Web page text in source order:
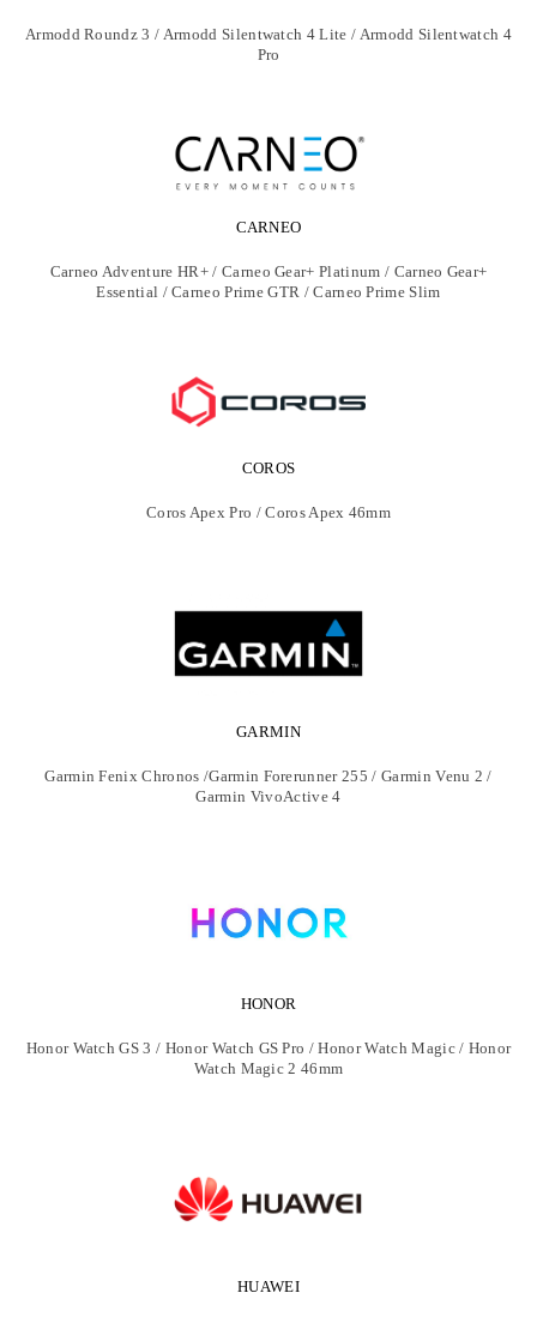
Armodd Roundz 3 / Armodd Silentwatch 4 Lite / Armodd Silentwatch 4
Pro
CARNEO
Carneo Adventure HR+ / Carneo Gear+ Platinum / Carneo Gear+
Essential / Carneo Prime GTR / Carneo Prime Slim
COROS
Coros Apex Pro / Coros Apex 46mm
GARMIN
Garmin Fenix Chronos /Garmin Forerunner 255 / Garmin Venu 2 /
Garmin VivoActive 4
HONOR
Honor Watch GS 3 / Honor Watch GS Pro / Honor Watch Magic / Honor
Watch Magic 2 46mm
HUAWEI